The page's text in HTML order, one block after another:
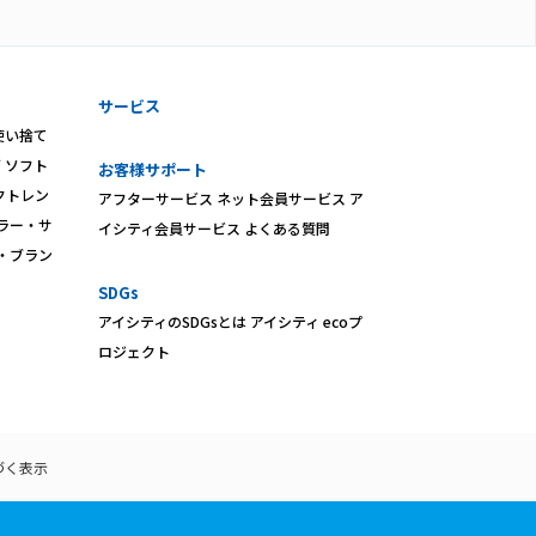
い捨て
ソフト
トレン
ー・サ
ブラン
サービス
お客様サポート
アフターサービス ネット会員サービス ア
イシティ会員サービス よくある質問
SDGs
アイシティのSDGsとは アイシティ ecoプ
ロジェクト
く表示